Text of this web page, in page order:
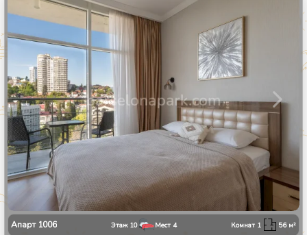
Апарт 1006 Этаж 10 Мест 4 Комнат 1 56м²